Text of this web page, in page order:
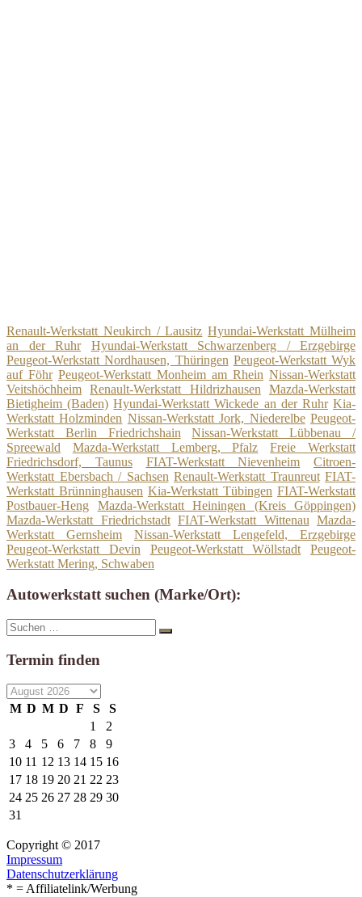
Renault-Werkstatt Neukirch / Lausitz Hyundai-Werkstatt Mülheim
an der Ruhr
Hyundai-Werkstatt Schwarzenberg / Erzgebirge
Peugeot-Werkstatt Nordhausen, Thüringen Peugeot-Werkstatt Wyk
auf Föhr Peugeot-Werkstatt Monheim am Rhein Nissan-Werkstatt
Veitshöchheim
Renault-Werkstatt Hildrizhausen
Mazda-Werkstatt
Bietigheim (Baden) Hyundai-Werkstatt Wickede an der Ruhr Kia-
Werkstatt Holzminden Nissan-Werkstatt Jork, Niederelbe Peugeot-
Werkstatt Berlin Friedrichshain
Nissan-Werkstatt Lübbenau /
Spreewald
Mazda-Werkstatt Lemberg, Pfalz
Freie Werkstatt
Friedrichsdorf, Taunus
FIAT-Werkstatt Nievenheim
Citroen-
Werkstatt Ebersbach / Sachsen Renault-Werkstatt Traunreut FIAT-
Werkstatt Brünninghausen Kia-Werkstatt Tübingen FIAT-Werkstatt
Postbauer-Heng
Mazda-Werkstatt Heiningen (Kreis Göppingen)
Mazda-Werkstatt Friedrichstadt FIAT-Werkstatt Wittenau Mazda-
Werkstatt Gernsheim
Nissan-Werkstatt Lengefeld, Erzgebirge
Peugeot-Werkstatt Devin
Peugeot-Werkstatt Wöllstadt
Peugeot-
Werkstatt Mering, Schwaben
Autowerkstatt suchen (Marke/Ort):
Suche
nach:
Suchen
Termin finden
M D M D F S
S
1
2
3
4 5 6 7 8
9
10 11 12 13 14 15 16
17 18 19 20 21 22 23
24 25 26 27 28 29 30
31
Copyright © 2017
Impressum
Datenschutzerklärung
* = Affiliatelink/Werbung